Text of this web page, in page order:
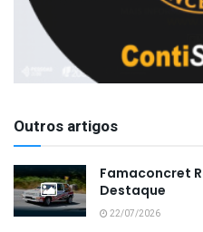
Outros artigos
Famaconcret
Destaque
22/07/2026